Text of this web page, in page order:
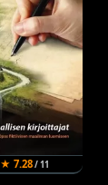
★ 7.28/ 11